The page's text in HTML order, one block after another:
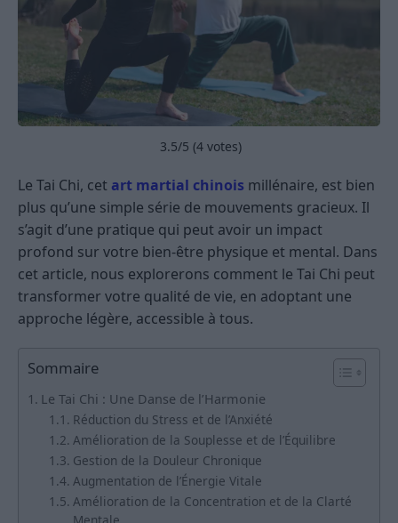
3.5/5 (4 votes)
Le Tai Chi, cet art martial chinois millénaire, est bien
plus qu’une simple série de mouvements gracieux. Il
s’agit d’une pratique qui peut avoir un impact
profond sur votre bien-être physique et mental. Dans
cet article, nous explorerons comment le Tai Chi peut
transformer votre qualité de vie, en adoptant une
approche légère, accessible à tous.
Sommaire
Le Tai Chi : Une Danse de l’Harmonie
Réduction du Stress et de l’Anxiété
Amélioration de la Souplesse et de l’Équilibre
Gestion de la Douleur Chronique
Augmentation de l’Énergie Vitale
Amélioration de la Concentration et de la Clarté